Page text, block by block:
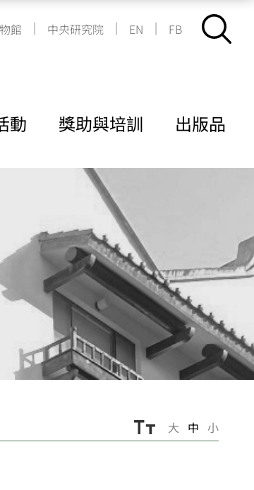
館 | 中央研究院 | EN | FB
動 獎助與培訓 出版品
大 中 小